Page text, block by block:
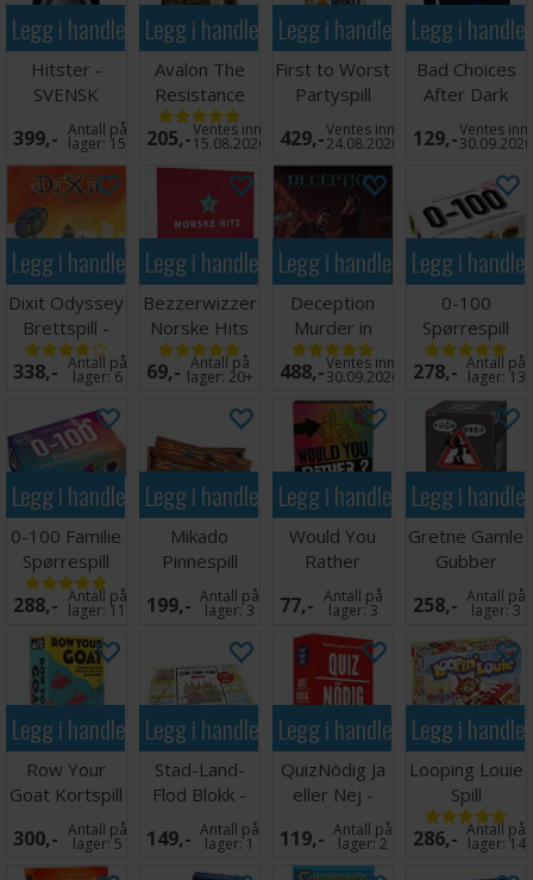
Legg i handlekurven
Hitster -
SVENSK
399,- Antall på
lager: 15
Legg i handlekurven
Avalon The
Resistance
Kortspill
Norsk
205,-Ventes inn
15.08.2026
Legg i handlekurven
First to Worst
Partyspill
429,-Ventes inn
24.08.2026
Legg i
Bad Choices
After Dark
Partyspill
129,-Ventes inn
30.09.2026
Legg i handlekurven
Dixit Odyssey
Brettspill -
Norsk
338,- Antall på
lager:6
Legg i handlekurven
Bezzerwizzer
Norske Hits
69,- Antall på
lager:20+
Legg i handlekurven
Deception
Murder in
Hong Kong
Brettspill
488,-Ventes inn
30.09.2026
Legg i
0-100
Spørrespill
278,- Antall på
lager: 13
Legg i handlekurven
0-100 Familie
Spørrespill
288,- Antall på
lager: 11
Legg i handlekurven
Mikado
Pinnespill
199,- Antall på
lager:3
Legg i handlekurven
Would You
Rather
Partyspill
77,- Antall på
lager:3
Legg i
Gretne Gamle
Gubber
Partyspill
258,- Antall på
lager:3
Legg i handlekurven
Row Your
Goat Kortspill
300,- Antall på
lager:5
Legg i handlekurven
Stad-Land-
Flod Blokk -
SVENSK
149,- Antall på
lager:1
Legg i handlekurven
QuizNödig Ja
eller Nej -
SVENSK
119,- Antall på
lager:2
Legg i
Looping Louie
Spill
286,- Antall på
lager: 14